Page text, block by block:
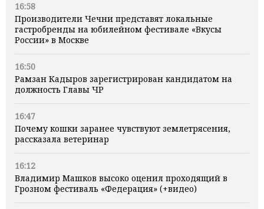
16:58
Производители Чечни представят локальные
гастробренды на юбилейном фестивале «Вкусы
России» в Москве
16:50
Рамзан Кадыров зарегистрирован кандидатом на
должность Главы ЧР
16:47
Почему кошки заранее чувствуют землетрясения,
рассказала ветеринар
16:12
Владимир Машков высоко оценил проходящий в
Грозном фестиваль «Федерация» (+видео)